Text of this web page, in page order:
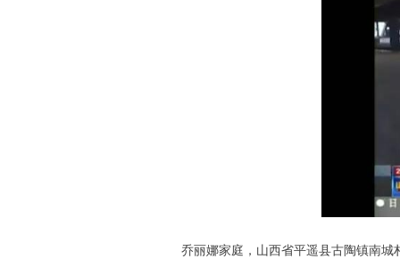
乔丽娜家庭，山西省平遥县古陶镇南城